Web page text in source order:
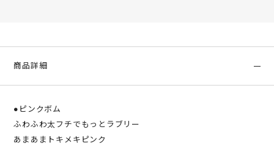
商品詳細
●ピンクボム
ふわふわ太フチでもっとラブリー
あまあまトキメキピンク